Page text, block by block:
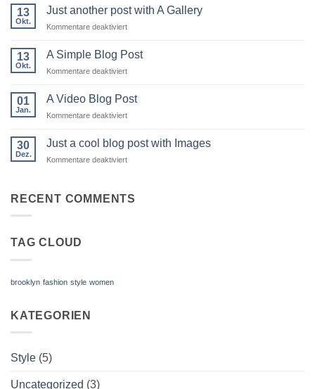
to
13
Okt.
Just another post with A Gallery
Kommentare deaktiviertfür
another
with
Gallery
13
Okt.
A Simple Blog Post
Kommentare deaktiviertfür
Simple
Post
01
Jan.
A Video Blog Post
Kommentare deaktiviertfür
Blog
Post
30
Dez.
Just a cool blog post with Images
Kommentare deaktiviertfür
cool
RECENT COMMENTS
TAG CLOUD
brooklyn fashion style women
KATEGORIEN
Style (5)
Uncategorized (3)